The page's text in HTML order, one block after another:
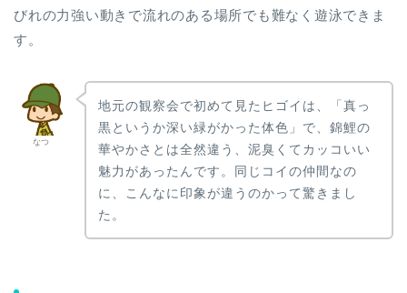
びれの力強い動きで流れのある場所でも難なく遊泳できま
す。
なつ
地元の観察会で初めて見たヒゴイは、「真っ
黒というか深い緑がかった体色」で、錦鯉の
華やかさとは全然違う、泥臭くてカッコいい
魅力があったんです。同じコイの仲間なの
に、こんなに印象が違うのかって驚きまし
た。